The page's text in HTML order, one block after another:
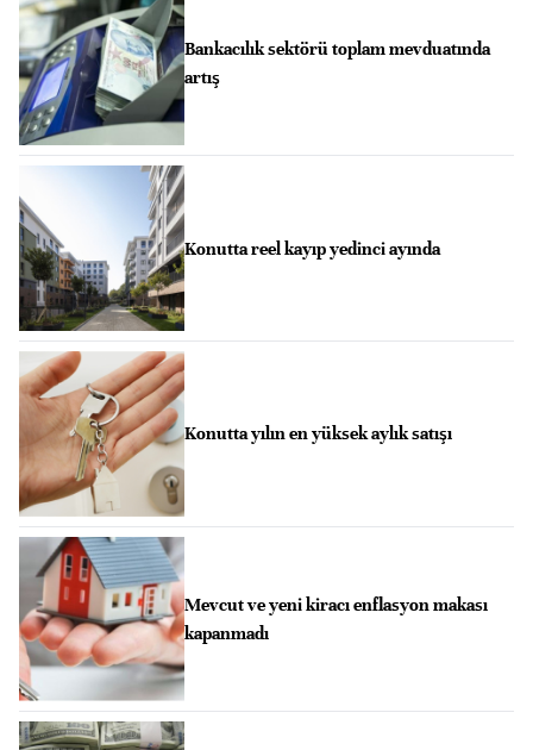
Bankacılık sektörü toplam mevduatında
artış
Konutta reel kayıp yedinci ayında
Konutta yılın en yüksek aylık satışı
Mevcut ve yeni kiracı enflasyon makası
kapanmadı